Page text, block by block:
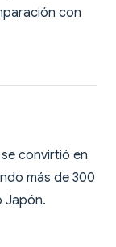
con
convirtió en
más de 300
Japón.